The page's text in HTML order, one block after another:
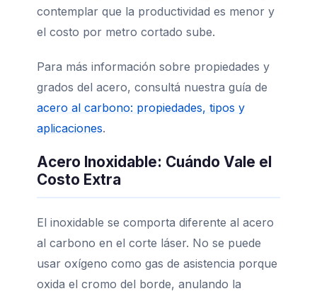
contemplar que la productividad es menor y
el costo por metro cortado sube.
Para más información sobre propiedades y
grados del acero, consultá nuestra guía de
acero al carbono: propiedades, tipos y
aplicaciones.
Acero Inoxidable: Cuándo Vale el
Costo Extra
El inoxidable se comporta diferente al acero
al carbono en el corte láser. No se puede
usar oxígeno como gas de asistencia porque
oxida el cromo del borde, anulando la